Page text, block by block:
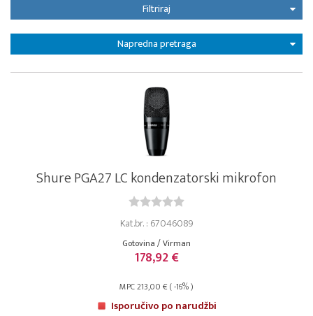
Filtriraj
Napredna pretraga
Shure PGA27 LC kondenzatorski mikrofon
Kat.br. : 67046089
Gotovina / Virman
178,92 €
MPC 213,00 € ( -16% )
Isporučivo po narudžbi